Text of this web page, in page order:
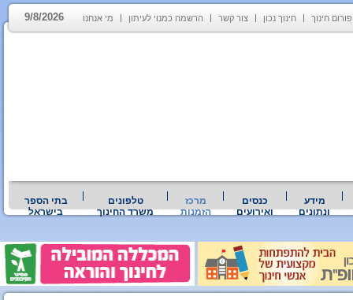
פורום חינוך חינוך נכון צור קשר הרשמה כמנוי לעיתון מי אנחנו 9/8/2026
מידע
ונתונים
כנסים
ואירועים
מרכז
הזמנות
טלפונים
משרד החינוך
בתי הספר
בישראל